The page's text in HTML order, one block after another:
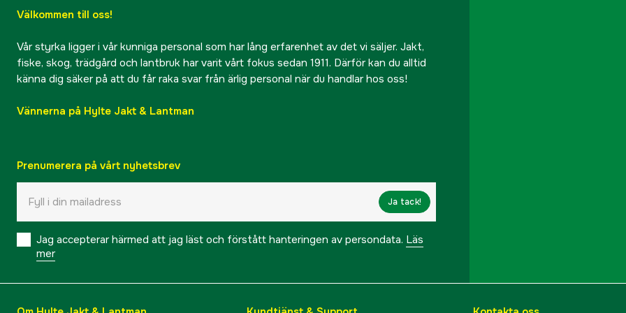
Välkommen till oss!
Vår styrka ligger i vår kunniga personal som har lång erfarenhet av det vi säljer. Jakt,
fiske, skog, trädgård och lantbruk har varit vårt fokus sedan 1911. Därför kan du alltid
känna dig säker på att du får raka svar från ärlig personal när du handlar hos oss!
Vännerna på Hylte Jakt & Lantman
Prenumerera på vårt nyhetsbrev
Ja tack!
Jag accepterar härmed att jag läst och förstått hanteringen av persondata. Läs
mer